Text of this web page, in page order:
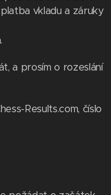
platba vkladu a záruky
a prosím o rozeslání
Results.com, číslo